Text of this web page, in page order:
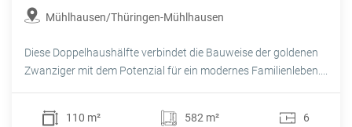
Mühlhausen/Thüringen-Mühlhausen
Diese Doppelhaushälfte verbindet die Bauweise der goldenen
Zwanziger mit dem Potenzial für ein modernes Familienleben....
110 m² 582 m² 6